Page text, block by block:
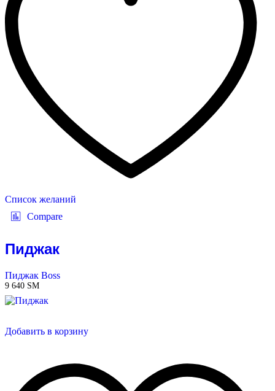
Список желаний
Compare
Пиджак
Пиджак Boss
9 640 ЅМ
Добавить в корзину